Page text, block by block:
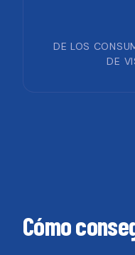
DE LOS
DE
Cómo